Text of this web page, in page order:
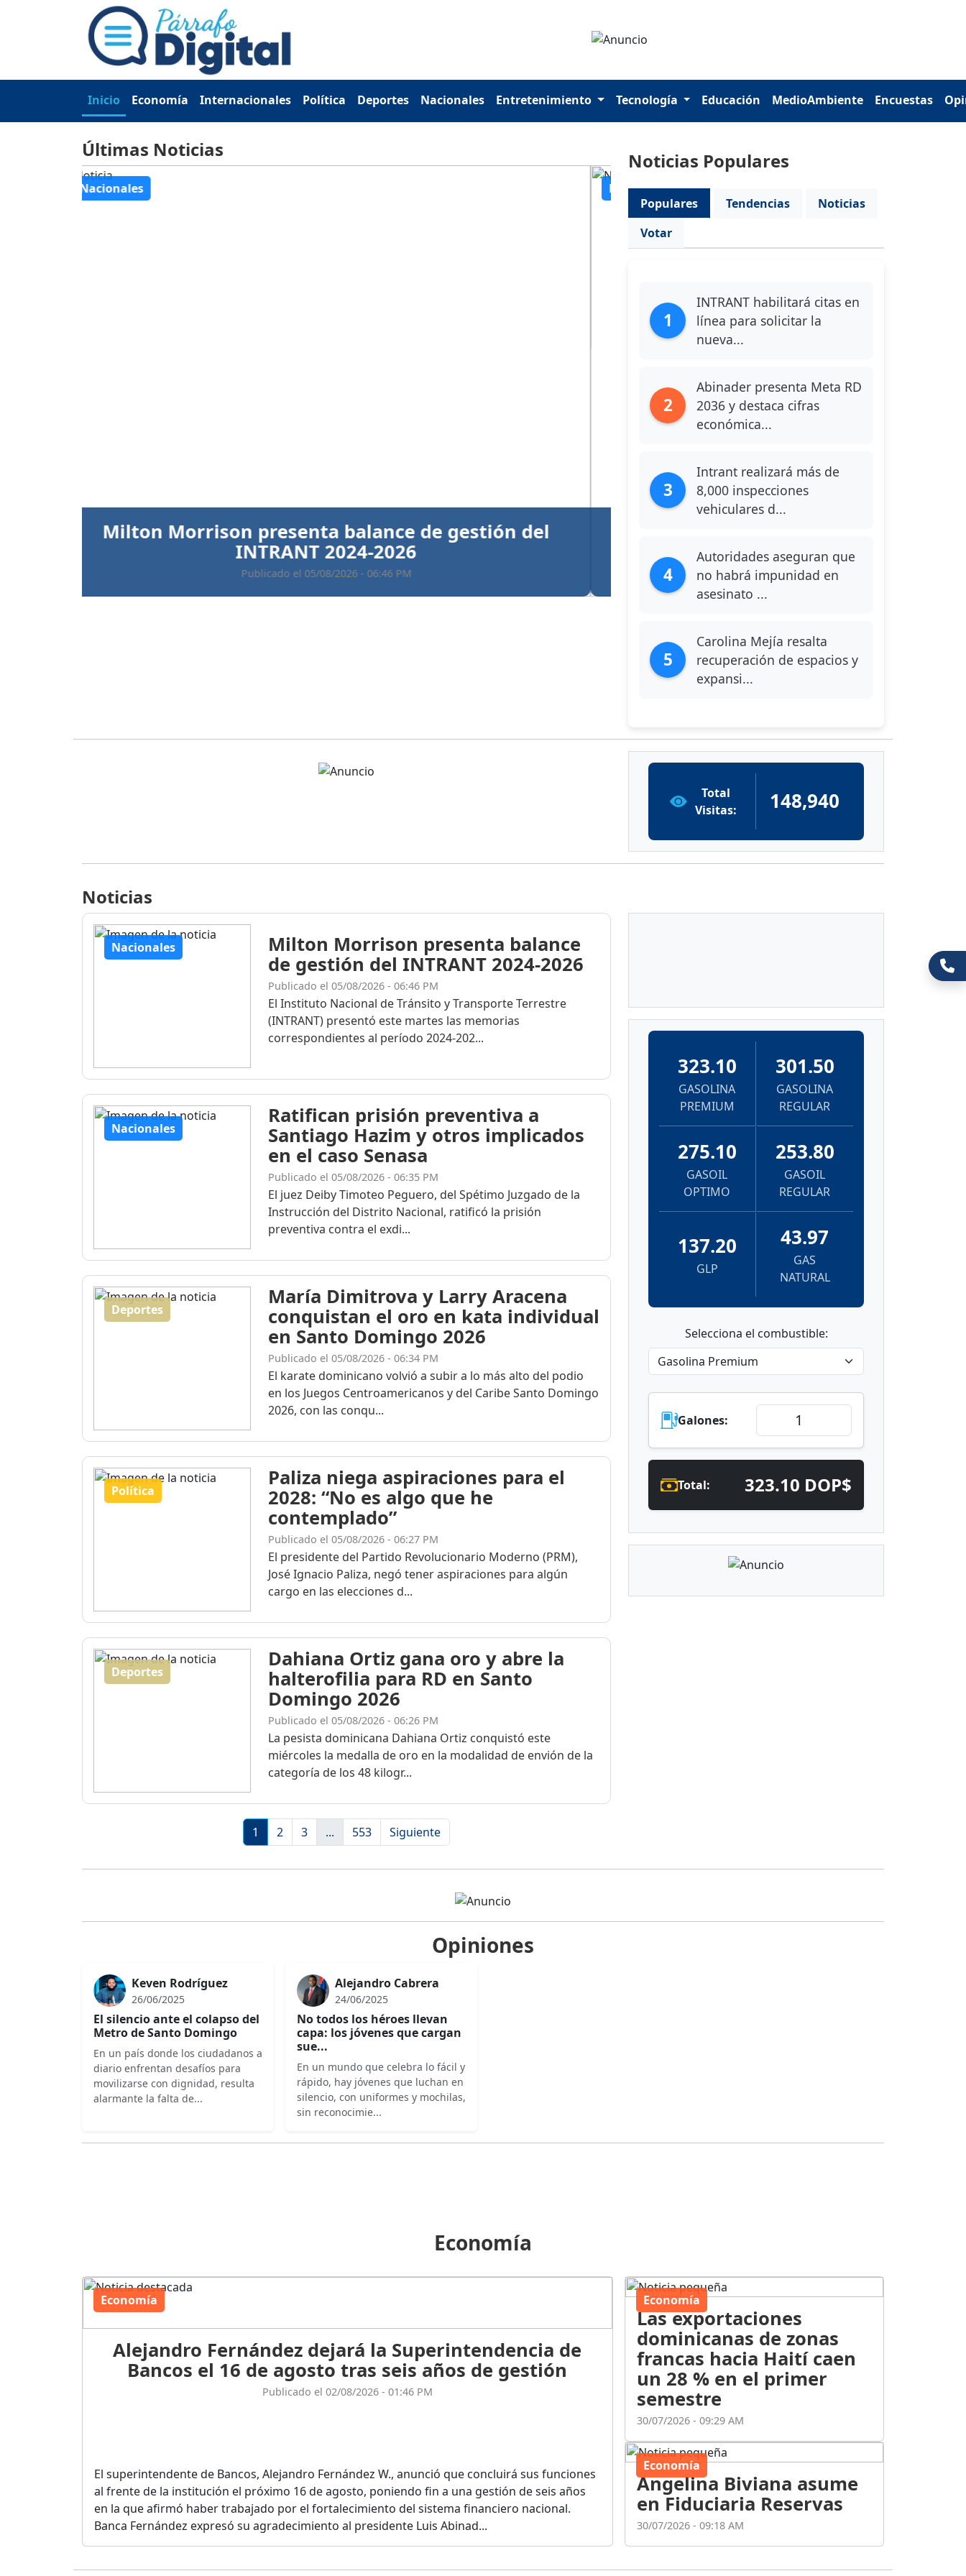
Inicio Economía Internacionales Política Deportes Nacionales Entretenimiento Tecnología Educación MedioAmbiente Encuestas
Últimas Noticias
Nacionales
Ratifican prisión preventiva a Santiago Hazim y otros
implicados en el caso Senasa
Publicado el 05/08/2026 - 06:35 PM
Noticias Populares
Populares Tendencias
Noticias
Votar
1
INTRANT habilitará citas en
línea para solicitar la
nueva...
2
Abinader presenta Meta RD
2036 y destaca cifras
económica...
3
Intrant realizará más de
8,000 inspecciones
vehiculares d...
4
Autoridades aseguran que
no habrá impunidad en
asesinato ...
5
Carolina Mejía resalta
recuperación de espacios y
expansi...
Total
Visitas:
148,940
Noticias
Nacionales
Milton Morrison presenta balance
de gestión del INTRANT 2024-2026
Publicado el 05/08/2026 - 06:46 PM
El Instituto Nacional de Tránsito y Transporte Terrestre
(INTRANT) presentó este martes las memorias
correspondientes al período 2024-202...
Nacionales
Ratifican prisión preventiva a
Santiago Hazim y otros implicados
en el caso Senasa
Publicado el 05/08/2026 - 06:35 PM
El juez Deiby Timoteo Peguero, del Spétimo Juzgado de la
Instrucción del Distrito Nacional, ratificó la prisión
preventiva contra el exdi...
Deportes
María Dimitrova y Larry Aracena
conquistan el oro en kata individual
en Santo Domingo 2026
Publicado el 05/08/2026 - 06:34 PM
El karate dominicano volvió a subir a lo más alto del podio
en los Juegos Centroamericanos y del Caribe Santo Domingo
2026, con las conqu...
Política
Paliza niega aspiraciones para el
2028: “No es algo que he
contemplado”
Publicado el 05/08/2026 - 06:27 PM
El presidente del Partido Revolucionario Moderno (PRM),
José Ignacio Paliza, negó tener aspiraciones para algún
cargo en las elecciones d...
Deportes
Dahiana Ortiz gana oro y abre la
halterofilia para RD en Santo
Domingo 2026
Publicado el 05/08/2026 - 06:26 PM
La pesista dominicana Dahiana Ortiz conquistó este
miércoles la medalla de oro en la modalidad de envión de la
categoría de los 48 kilogr...
1 2 3 ... 553 Siguiente
323.10
GASOLINA
PREMIUM
301.50
GASOLINA
REGULAR
275.10
GASOIL
OPTIMO
253.80
GASOIL
REGULAR
137.20
GLP
43.97
GAS
NATURAL
Selecciona el combustible:
Galones:
Total: 323.10 DOP$
Opiniones
Keven Rodríguez
26/06/2025
El silencio ante el colapso del
Metro de Santo Domingo
En un país donde los ciudadanos a
diario enfrentan desafíos para
movilizarse con dignidad, resulta
alarmante la falta de...
Alejandro Cabrera
24/06/2025
No todos los héroes llevan
capa: los jóvenes que cargan
sue...
En un mundo que celebra lo fácil y
rápido, hay jóvenes que luchan en
silencio, con uniformes y mochilas,
sin reconocimie...
Economía
Economía
Alejandro Fernández dejará la Superintendencia de
Bancos el 16 de agosto tras seis años de gestión
Publicado el 02/08/2026 - 01:46 PM
El superintendente de Bancos, Alejandro Fernández W., anunció que concluirá sus funciones
al frente de la institución el próximo 16 de agosto, poniendo fin a una gestión de seis años
en la que afirmó haber trabajado por el fortalecimiento del sistema financiero nacional.
Banca Fernández expresó su agradecimiento al presidente Luis Abinad...
Economía
Las exportaciones
dominicanas de zonas
francas hacia Haití caen
un 28 % en el primer
semestre
30/07/2026 - 09:29 AM
Economía
Angelina Biviana asume
en Fiduciaria Reservas
30/07/2026 - 09:18 AM